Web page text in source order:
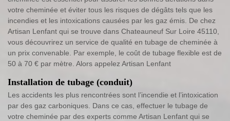
votre cheminée et éviter tous les risques de dégâts tels que les
incendies et les intoxications causées par les gaz émis. De chez
Artisan Lenfant qui se trouve dans Chateauneuf Sur Loire 45110,
vous découvrirez un service de qualité en tubage de cheminée à
un prix convenable. Par exemple, le coût de tubage flexible est de
50 à 70 € par mètre. Alors appelez Artisan Lenfant
Installation de tubage (conduit)
Les accidents les plus rencontrées sont l’incendie et l’intoxication
par des gaz carboniques. Dans ce cas, effectuer le tubage de
votre cheminée par des experts comme Artisan Lenfant qui se